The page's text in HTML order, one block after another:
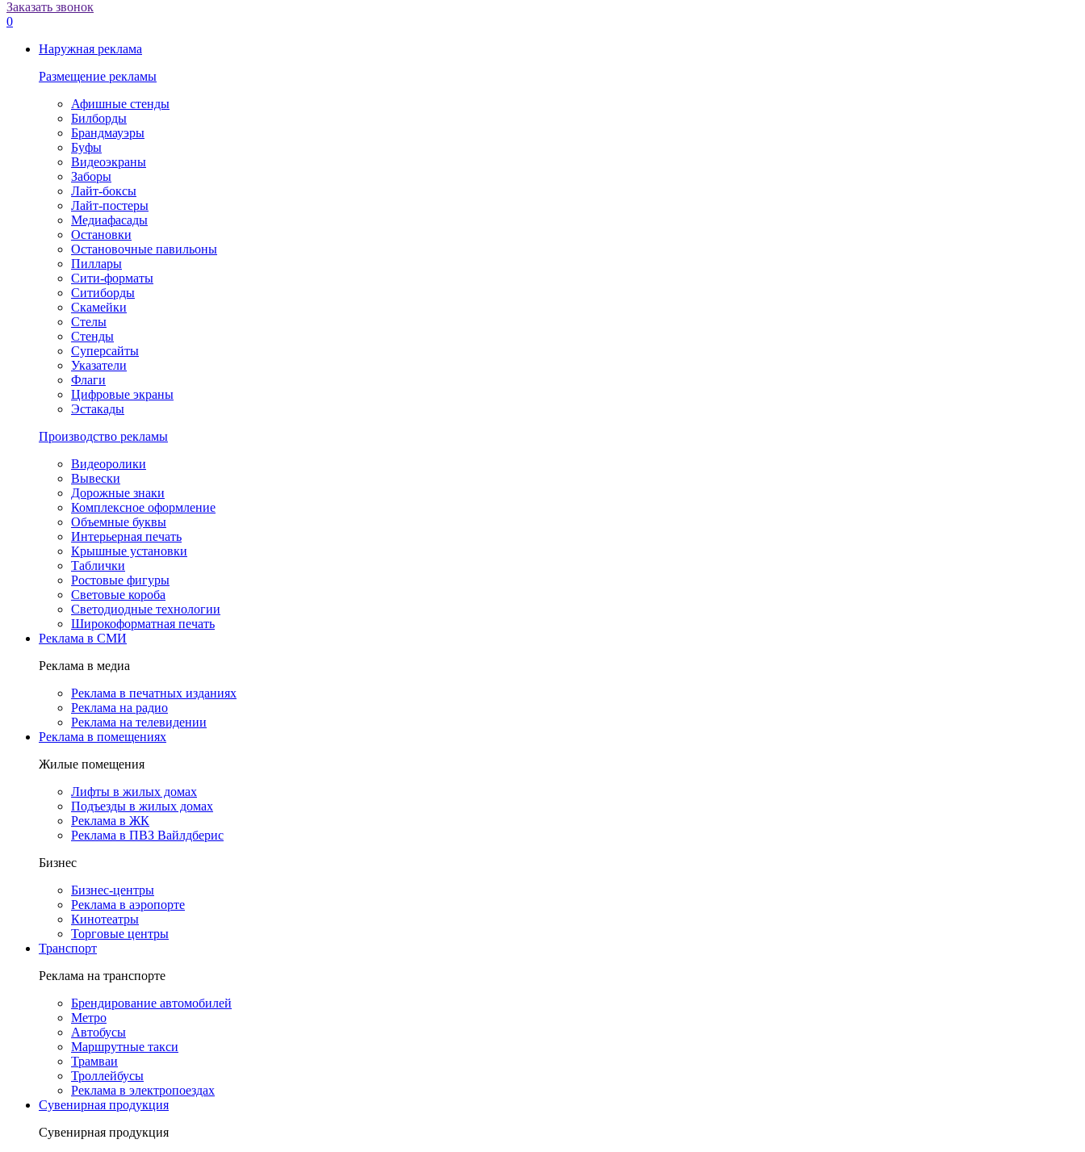
Заказать звонок
0
Наружная реклама
Размещение рекламы
Афишные стенды
Билборды
Брандмауэры
Буфы
Видеоэкраны
Заборы
Лайт-боксы
Лайт-постеры
Медиафасады
Остановки
Остановочные павильоны
Пиллары
Сити-форматы
Ситиборды
Скамейки
Стелы
Стенды
Суперсайты
Указатели
Флаги
Цифровые экраны
Эстакады
Производство рекламы
Видеоролики
Вывески
Дорожные знаки
Комплексное оформление
Объемные буквы
Интерьерная печать
Крышные установки
Таблички
Ростовые фигуры
Световые короба
Светодиодные технологии
Широкоформатная печать
Реклама в СМИ
Реклама в медиа
Реклама в печатных изданиях
Реклама на радио
Реклама на телевидении
Реклама в помещениях
Жилые помещения
Лифты в жилых домах
Подъезды в жилых домах
Реклама в ЖК
Реклама в ПВЗ Вайлдберис
Бизнес
Бизнес-центры
Реклама в аэропорте
Кинотеатры
Торговые центры
Транспорт
Реклама на транспорте
Брендирование автомобилей
Метро
Автобусы
Маршрутные такси
Трамваи
Троллейбусы
Реклама в электропоездах
Сувенирная продукция
Сувенирная продукция